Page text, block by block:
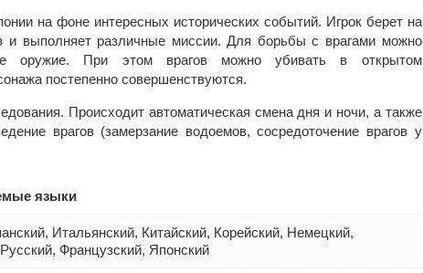
на фоне интересных исторических событий. Игрок берет на
и выполняет различные миссии. Для борьбы с врагами можно
оружие. При этом врагов можно убивать в открытом
постепенно совершенствуются.
Происходит автоматическая смена дня и ночи, а также
врагов (замерзание водоемов, сосредоточение врагов у
языки
Итальянский, Китайский, Корейский, Немецкий,
Французский, Японский